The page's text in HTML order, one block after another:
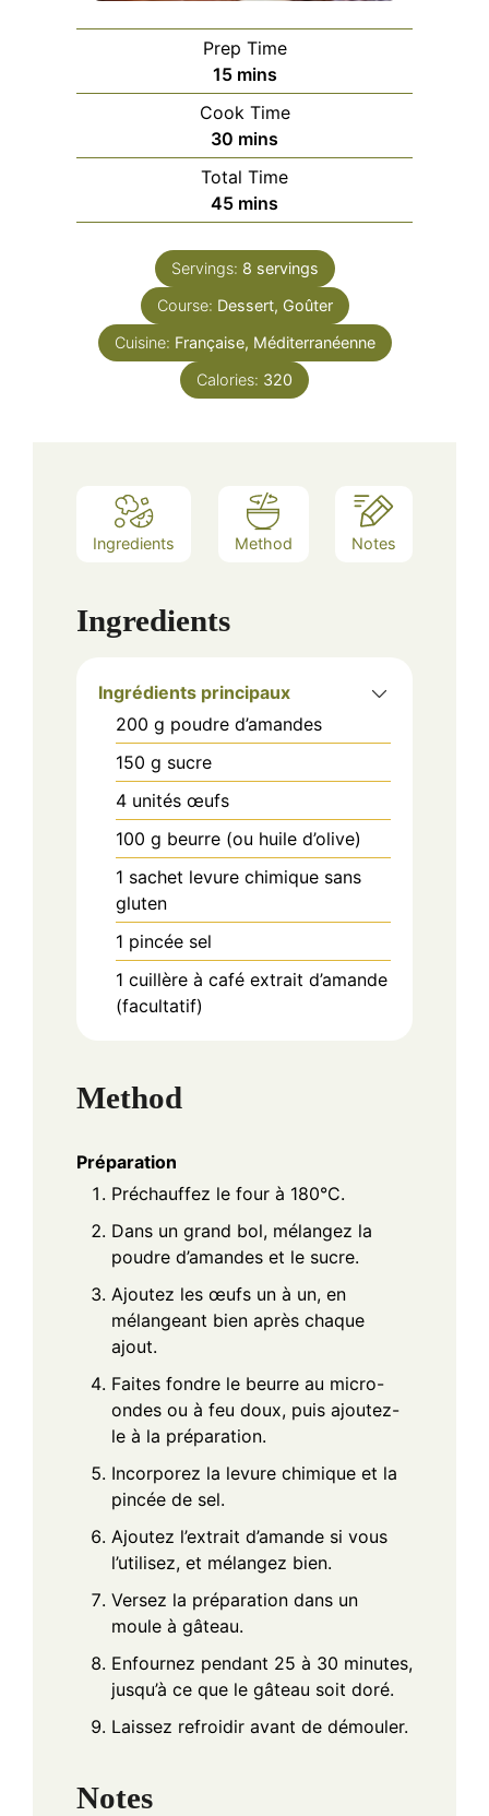
Prep Time
15minutes
mins
Cook Time
30 minutes
mins
Total Time
45minutes
mins
Servings: 8 servings
Course: Dessert, Goûter
Cuisine: Française, Méditerranéenne
Calories: 320
Ingredients Method Notes
Ingredients
Ingrédients principaux
200 g poudre d’amandes
150 g sucre
4 unités œufs
100 g beurre (ou huile d’olive)
1 sachet levure chimique sans
gluten
1 pincée sel
1 cuillère à café extrait d’amande
(facultatif)
Method
Préparation
Préchauffez le four à 180°C.
Dans un grand bol, mélangez la
poudre d’amandes et le sucre.
Ajoutez les œufs un à un, en
mélangeant bien après chaque
ajout.
Faites fondre le beurre au micro-
ondes ou à feu doux, puis ajoutez-
le à la préparation.
Incorporez la levure chimique et la
pincée de sel.
Ajoutez l’extrait d’amande si vous
l’utilisez, et mélangez bien.
Versez la préparation dans un
moule à gâteau.
Enfournez pendant 25 à 30 minutes,
jusqu’à ce que le gâteau soit doré.
Laissez refroidir avant de démouler.
Notes